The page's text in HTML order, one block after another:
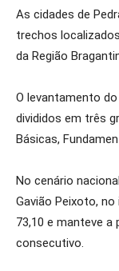
As cidades de
trechos
da Região
O levantamento
divididos em três
Básicas,
No cenário
Gavião Peixoto,
73,10 e manteve
consecutivo.